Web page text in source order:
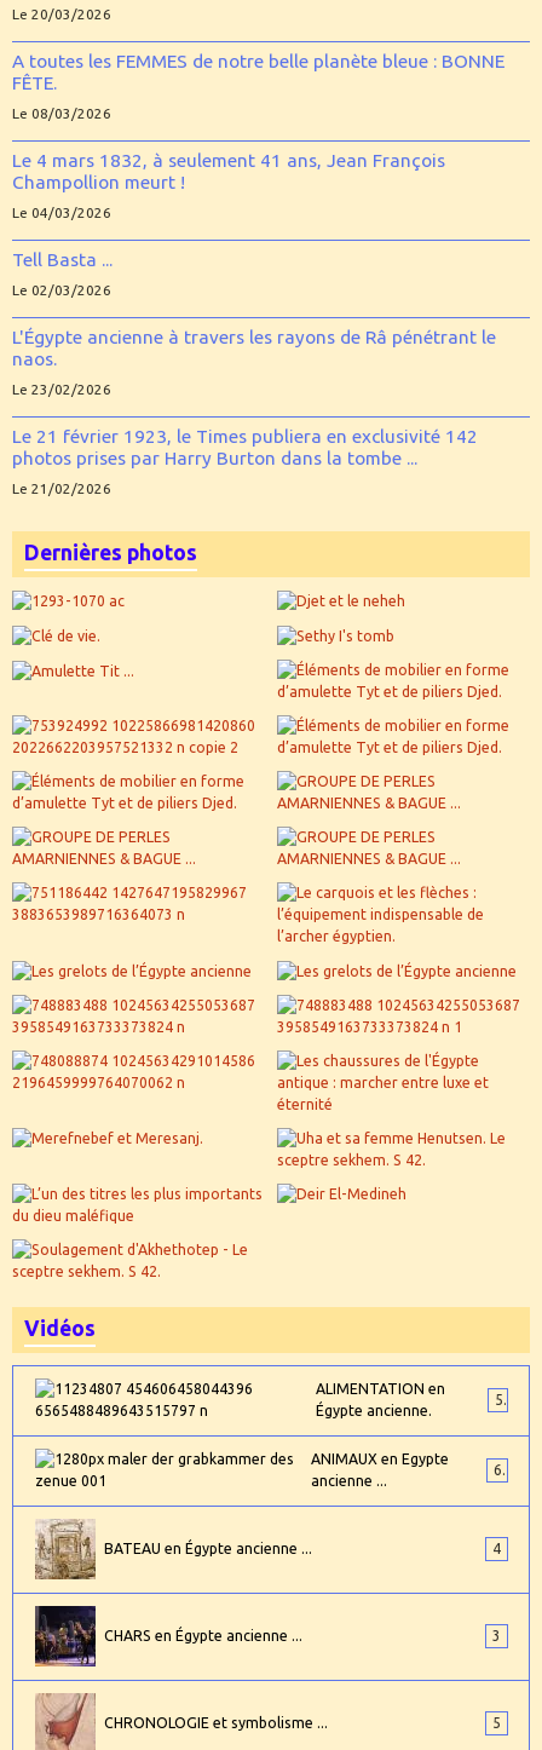
Le 20/03/2026
A toutes les FEMMES de notre belle planète bleue : BONNE
FÊTE.
Le 08/03/2026
Le 4 mars 1832, à seulement 41 ans, Jean François
Champollion meurt !
Le 04/03/2026
Tell Basta ...
Le 02/03/2026
L'Égypte ancienne à travers les rayons de Râ pénétrant le
naos.
Le 23/02/2026
Le 21 février 1923, le Times publiera en exclusivité 142
photos prises par Harry Burton dans la tombe ...
Le 21/02/2026
Dernières photos
Vidéos
ALIMENTATION en
Égypte ancienne.
5
ANIMAUX en Egypte
ancienne ...
6
BATEAU en Égypte ancienne ... 4
CHARS en Égypte ancienne ... 3
CHRONOLOGIE et symbolisme ... 5